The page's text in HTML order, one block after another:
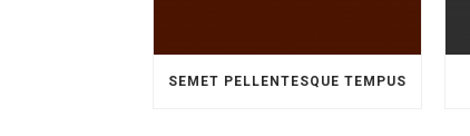
SEMET PELLENTESQUE TEMPUS